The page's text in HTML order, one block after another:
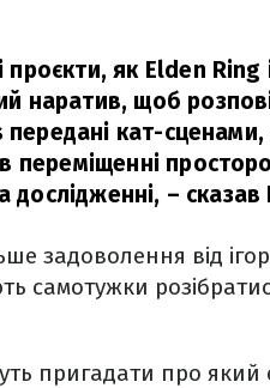
як Elden Ring
наратив, щоб
кат-
переміщенні
дослідженні, – сказав
задоволення від
самотужки
пригадати про який